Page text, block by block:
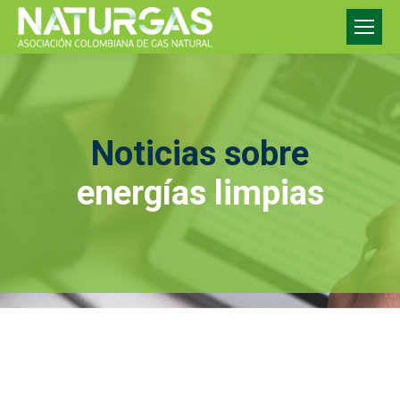
Noticias sobre
energías limpias